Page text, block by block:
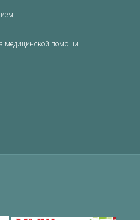
медицинской помощи